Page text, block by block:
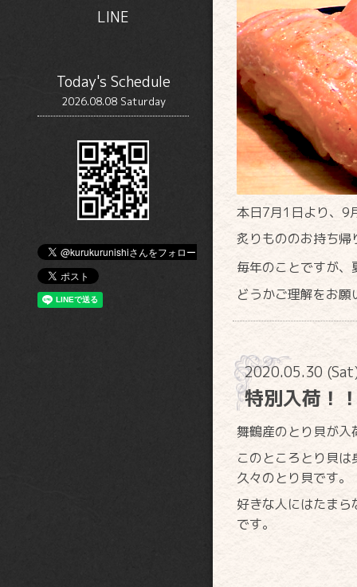
本日7月1日より、9
炙りもののお持ち帰
毎年のことですが、
どうかご理解をお願
2020.05.30
特別入荷！！
舞鶴産のとり貝が入
このところとり貝は
久々のとり貝です。
好きな人にはたまら
です。
LINE
Today's Schedule
2026.08.08 Saturday